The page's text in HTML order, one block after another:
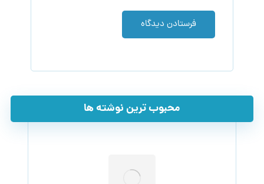
فرستادن دیدگاه
محبوب ترین نوشته ها